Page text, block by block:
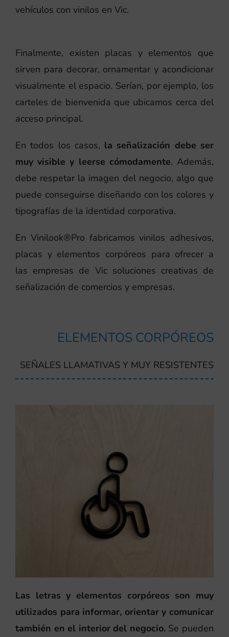
Finalmente, existen placas y elementos que
sirven para decorar, ornamentar y acondicionar
visualmente el espacio. Serían, por ejemplo, los
carteles de bienvenida que ubicamos cerca del
acceso principal.
En todos los casos, la señalización debe ser
muy visible y leerse cómodamente. Además,
debe respetar la imagen del negocio, algo que
puede conseguirse diseñando con los colores y
tipografías de la identidad corporativa.
En Vinilook®Pro fabricamos vinilos adhesivos,
placas y elementos corpóreos para ofrecer a
las empresas de Vic soluciones creativas de
señalización de comercios y empresas.
vehículos con vinilos en Vic.
ELEMENTOS CORPÓREOS
SEÑALES LLAMATIVAS Y MUY RESISTENTES
Las letras y elementos corpóreos son muy
utilizados para informar, orientar y comunicar
también en el interior del negocio.Se pueden